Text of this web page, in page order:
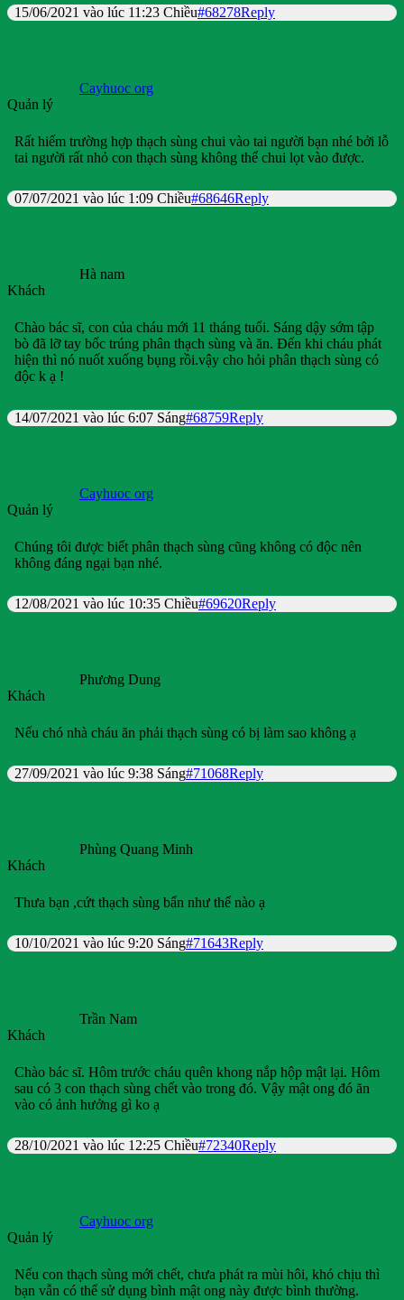
15/06/2021 vào lúc 11:23 Chiều#68278Reply
Cayhuoc org
Quản lý
Rất hiếm trường hợp thạch sùng chui vào tai người bạn nhé bởi lỗ
tai người rất nhỏ con thạch sùng không thể chui lọt vào được.
07/07/2021 vào lúc 1:09 Chiều#68646Reply
Hà nam
Khách
Chào bác sĩ, con của cháu mới 11 tháng tuổi. Sáng dậy sớm tập
bò đã lỡ tay bốc trúng phân thạch sùng và ăn. Đến khi cháu phát
hiện thì nó nuốt xuống bụng rồi.vậy cho hỏi phân thạch sùng có
độc k ạ !
14/07/2021 vào lúc 6:07 Sáng#68759Reply
Cayhuoc org
Quản lý
Chúng tôi được biết phân thạch sùng cũng không có độc nên
không đáng ngại bạn nhé.
12/08/2021 vào lúc 10:35 Chiều#69620Reply
Phương Dung
Khách
Nếu chó nhà cháu ăn phải thạch sùng có bị làm sao không ạ
27/09/2021 vào lúc 9:38 Sáng#71068Reply
Phùng Quang Minh
Khách
Thưa bạn ,cứt thạch sùng bẩn như thế nào ạ
10/10/2021 vào lúc 9:20 Sáng#71643Reply
Trần Nam
Khách
Chào bác sĩ. Hôm trước cháu quên khong nắp hộp mật lại. Hôm
sau có 3 con thạch sùng chết vào trong đó. Vậy mật ong đó ăn
vào có ảnh hưởng gì ko ạ
28/10/2021 vào lúc 12:25 Chiều#72340Reply
Cayhuoc org
Quản lý
Nếu con thạch sùng mới chết, chưa phát ra mùi hôi, khó chịu thì
bạn vẫn có thể sử dụng bình mật ong này được bình thường.